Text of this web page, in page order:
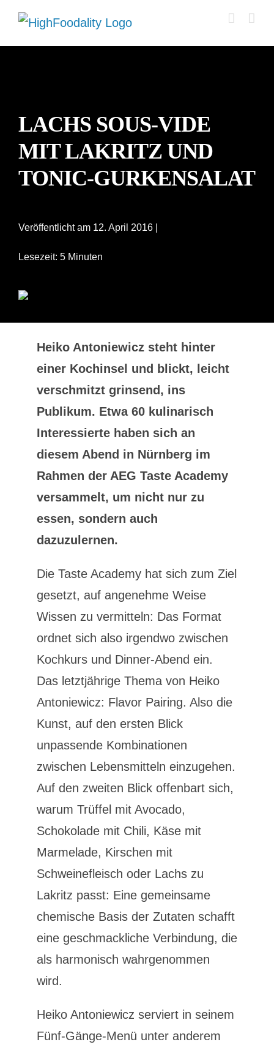
Zum
Inhalt
LACHS SOUS-VIDE
MIT LAKRITZ UND
TONIC-GURKENSALAT
Veröffentlicht am 12. April 2016 |
Lesezeit: 5 Minuten
Heiko Antoniewicz steht hinter
einer Kochinsel und blickt, leicht
verschmitzt grinsend, ins
Publikum. Etwa 60 kulinarisch
Interessierte haben sich an
diesem Abend in Nürnberg im
Rahmen der AEG Taste Academy
versammelt, um nicht nur zu
essen, sondern auch
dazuzulernen.
Die Taste Academy hat sich zum Ziel
gesetzt, auf angenehme Weise
Wissen zu vermitteln: Das Format
ordnet sich also irgendwo zwischen
Kochkurs und Dinner-Abend ein.
Das letztjährige Thema von Heiko
Antoniewicz: Flavor Pairing. Also die
Kunst, auf den ersten Blick
unpassende Kombinationen
zwischen Lebensmitteln einzugehen.
Auf den zweiten Blick offenbart sich,
warum Trüffel mit Avocado,
Schokolade mit Chili, Käse mit
Marmelade, Kirschen mit
Schweinefleisch oder Lachs zu
Lakritz passt: Eine gemeinsame
chemische Basis der Zutaten schafft
eine geschmackliche Verbindung, die
als harmonisch wahrgenommen
wird.
Heiko Antoniewicz serviert in seinem
Fünf-Gänge-Menü unter anderem